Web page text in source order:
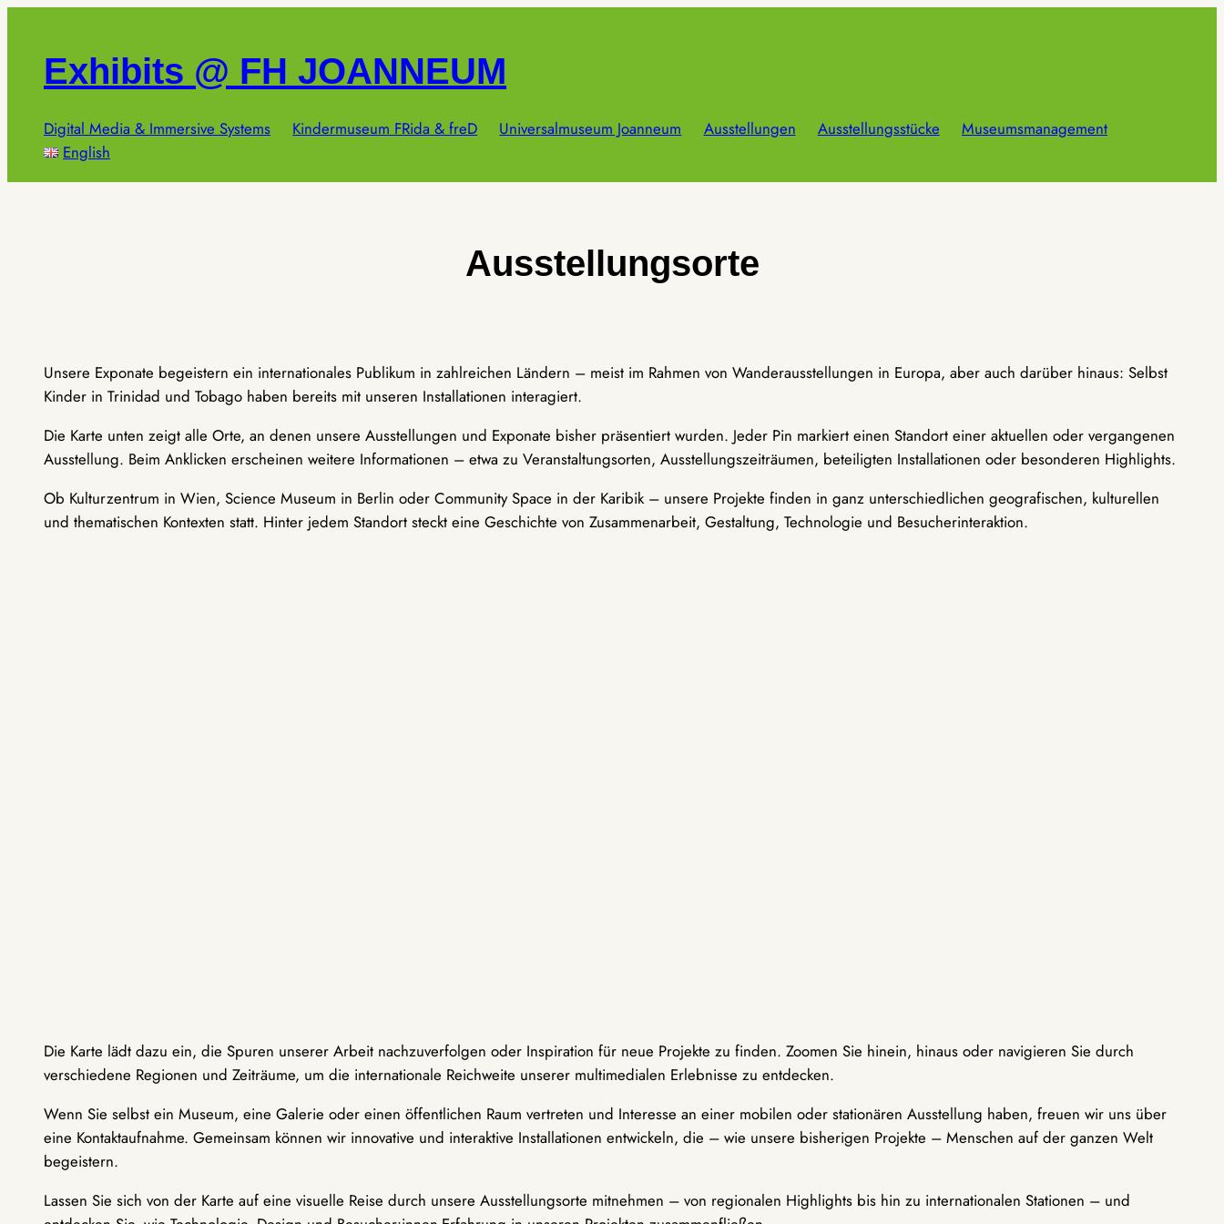
springenExhibits @ FH JOANNEUM
Digital Media & Immersive Systems Kindermuseum FRida & freD Universalmuseum Joanneum Ausstellungen Ausstellungsstücke
Museumsmanagement
English
Ausstellungsorte
Unsere Exponate begeistern ein internationales Publikum in zahlreichen Ländern – meist im Rahmen von Wanderausstellungen in Europa, aber auch darüber hinaus: Selbst
Kinder in Trinidad und Tobago haben bereits mit unseren Installationen interagiert.
Die Karte unten zeigt alle Orte, an denen unsere Ausstellungen und Exponate bisher präsentiert wurden. Jeder Pin markiert einen Standort einer aktuellen oder vergangenen
Ausstellung. Beim Anklicken erscheinen weitere Informationen – etwa zu Veranstaltungsorten, Ausstellungszeiträumen, beteiligten Installationen oder besonderen Highlights.
Ob Kulturzentrum in Wien, Science Museum in Berlin oder Community Space in der Karibik – unsere Projekte finden in ganz unterschiedlichen geografischen, kulturellen
und thematischen Kontexten statt. Hinter jedem Standort steckt eine Geschichte von Zusammenarbeit, Gestaltung, Technologie und Besucherinteraktion.
Die Karte lädt dazu ein, die Spuren unserer Arbeit nachzuverfolgen oder Inspiration für neue Projekte zu finden. Zoomen Sie hinein, hinaus oder navigieren Sie durch
verschiedene Regionen und Zeiträume, um die internationale Reichweite unserer multimedialen Erlebnisse zu entdecken.
Wenn Sie selbst ein Museum, eine Galerie oder einen öffentlichen Raum vertreten und Interesse an einer mobilen oder stationären Ausstellung haben, freuen wir uns über
eine Kontaktaufnahme. Gemeinsam können wir innovative und interaktive Installationen entwickeln, die – wie unsere bisherigen Projekte – Menschen auf der ganzen Welt
begeistern.
Lassen Sie sich von der Karte auf eine visuelle Reise durch unsere Ausstellungsorte mitnehmen – von regionalen Highlights bis hin zu internationalen Stationen – und